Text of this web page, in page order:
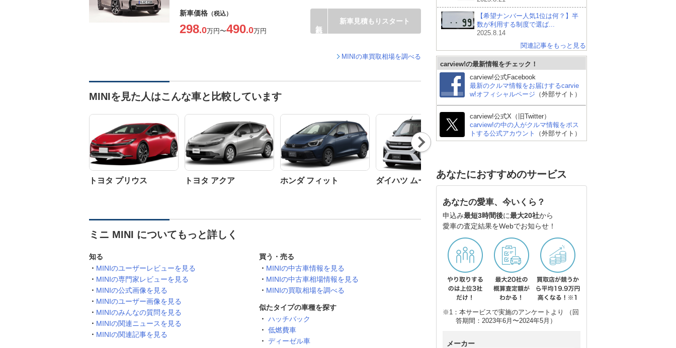
新車価格 （税込）
298.0万円〜490.0万円
新車見積もりスタート
MINIの車買取相場を調べる
MINIを見た人はこんな車と比較しています
トヨタ プリウス トヨタ アクア ホンダ フィット ダイハツ ムーヴ トヨタ ヤリス
Nex
t
ミニ MINI についてもっと詳しく
知る
MINIのユーザーレビューを見る
MINIの専門家レビューを見る
MINIの公式画像を見る
MINIのユーザー画像を見る
MINIのみんなの質問を見る
MINIの関連ニュースを見る
MINIの関連記事を見る
買う・売る
MINIの中古車情報を見る
MINIの中古車相場情報を見る
MINIの買取相場を調べる
似たタイプの車種を探す
ハッチバック
低燃費車
ディーゼル車
【希望ナンバー人気1位は何？】半
数が利用する制度で選ば...
2025.8.14
関連記事をもっと見る
carview!の最新情報をチェック！
carview!公式Facebook
最新のクルマ情報をお届けするcarvie
w!オフィシャルページ （外部サイト）
carview!公式X（旧Twitter）
carview!の中の人がクルマ情報をポス
トする公式アカウント
（外部サイト）
あなたにおすすめのサービス
あなたの愛車、今いくら？
申込み最短3時間後に最大20社から
愛車の査定結果をWebでお知らせ！
※1：本サービスで実施のアンケートより （回
答期間：2023年6月〜2024年5月）
メーカー